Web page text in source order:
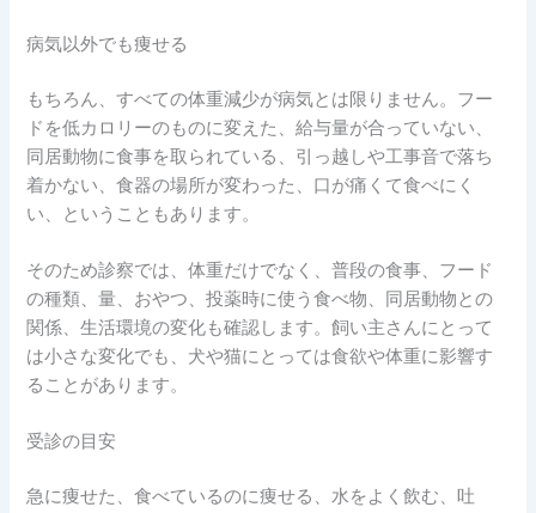
病気以外でも痩せる
もちろん、すべての体重減少が病気とは限りません。フー
ドを低カロリーのものに変えた、給与量が合っていない、
同居動物に食事を取られている、引っ越しや工事音で落ち
着かない、食器の場所が変わった、口が痛くて食べにく
い、ということもあります。
そのため診察では、体重だけでなく、普段の食事、フード
の種類、量、おやつ、投薬時に使う食べ物、同居動物との
関係、生活環境の変化も確認します。飼い主さんにとって
は小さな変化でも、犬や猫にとっては食欲や体重に影響す
ることがあります。
受診の目安
急に痩せた、食べているのに痩せる、水をよく飲む、吐